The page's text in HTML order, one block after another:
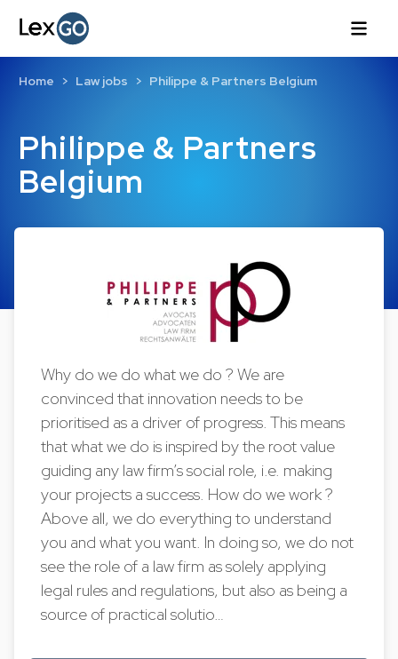
Philippe & Partners
Belgium
Home Law jobs Philippe & Partners Belgium
Why do we do what we do ? We are
convinced that innovation needs to be
prioritised as a driver of progress. This means
that what we do is inspired by the root value
guiding any law firm’s social role, i.e. making
your projects a success. How do we work ?
Above all, we do everything to understand
you and what you want. In doing so, we do not
see the role of a law firm as solely applying
legal rules and regulations, but also as being a
source of practical solutio…